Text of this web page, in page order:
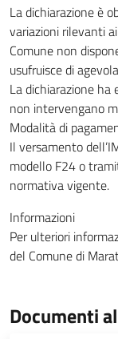
La dichiarazione è
variazioni rilevanti
Comune non
usufruisce di
La dichiarazione
non intervengano
Modalità di
Il versamento
modello F24 o
normativa vigente.
Informazioni
Per ulteriori
del Comune di
Documenti